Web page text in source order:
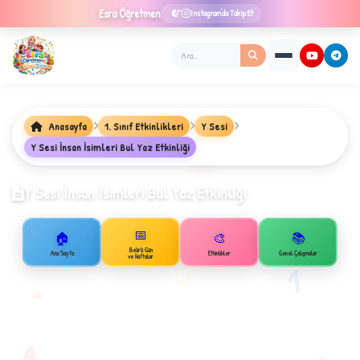
Esra Öğretmen Instagram'da Takip Et
B
★
Anasayfa 1. Sınıf Etkinlikleri
Y Sesi
Y Sesi İnsan İsimleri Bul Yaz Etkinliği
Y Sesi İnsan İsimleri Bul Yaz Etkinliği
🏠
Ana Sayfa
📅
Belirli Gün
ve Haftalar
🎨
Etkinlikler
📚
Genel Çalışmalar
1